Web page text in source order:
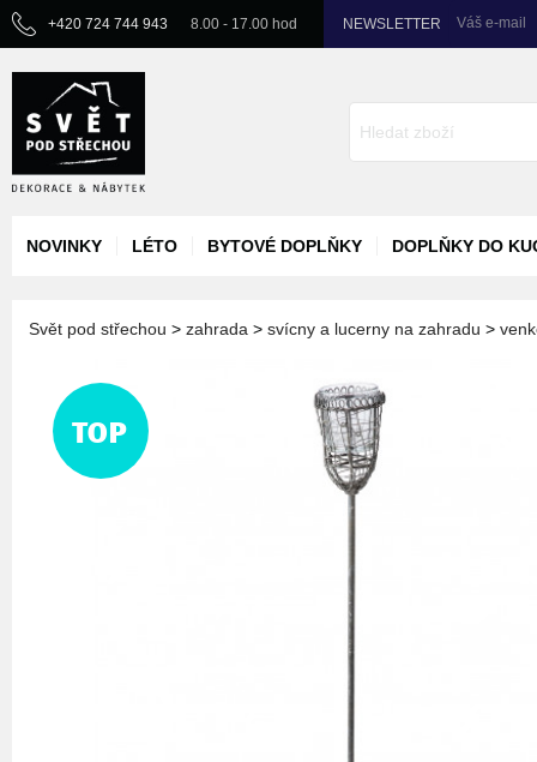
+420 724 744 943 8.00 - 17.00 hod NEWSLETTER Váš e-mail
NOVINKY LÉTO BYTOVÉ DOPLŇKY DOPLŇKY DO
Svět pod střechou > zahrada > svícny a lucerny na zahradu >
TOP